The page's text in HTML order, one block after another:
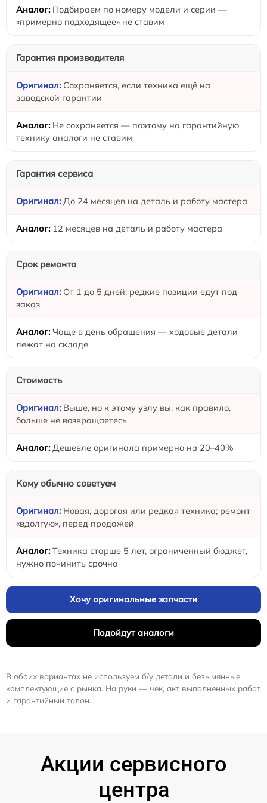
Подбираем по номеру модели и серии —
«примерно подходящее» не ставим
Гарантия производителя
Сохраняется, если техника ещё на
заводской гарантии
Не сохраняется — поэтому на гарантийную
технику аналоги не ставим
Гарантия сервиса
До 24 месяцев на деталь и работу мастера
12 месяцев на деталь и работу мастера
Срок ремонта
От 1 до 5 дней: редкие позиции едут под
заказ
Чаще в день обращения — ходовые детали
лежат на складе
Стоимость
Выше, но к этому узлу вы, как правило,
больше не возвращаетесь
Дешевле оригинала примерно на 20–40%
Кому обычно советуем
Новая, дорогая или редкая техника; ремонт
«вдолгую», перед продажей
Техника старше 5 лет, ограниченный бюджет,
нужно починить срочно
Хочу оригинальные запчасти
Подойдут аналоги
В обоих вариантах не используем б/у детали и безымянные
комплектующие с рынка. На руки — чек, акт выполненных работ
и гарантийный талон.
Акции сервисного
центра